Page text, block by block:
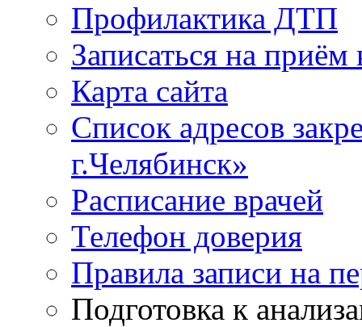
Профилактика ДТП
Записаться на приём
Карта сайта
Список адресов
г.Челябинск»
Расписание врачей
Телефон доверия
Правила записи на
Подготовка к